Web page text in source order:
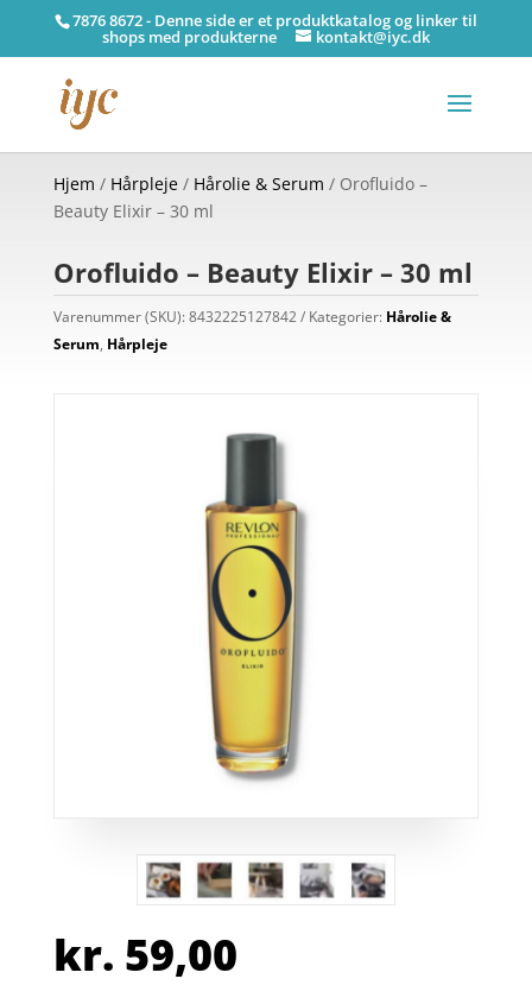
7876 8672 - Denne side er et produktkatalog og linker til
shops med produkterne kontakt@iyc.dk
Hjem / Hårpleje/ Hårolie & Serum / Orofluido –
Beauty Elixir – 30 ml
Orofluido – Beauty Elixir – 30 ml
Varenummer (SKU): 8432225127842 Kategorier: Hårolie &
Serum, Hårpleje
kr. 59,00